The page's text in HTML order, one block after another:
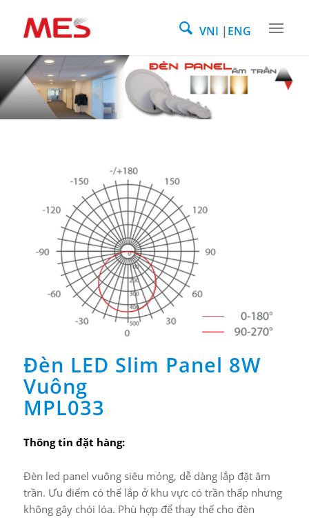
VNI ENG
Đèn LED Slim Panel 8W
Vuông
MPL033
Thông tin đặt hàng:
Đèn led panel vuông siêu mỏng, dễ dàng lắp đặt âm
trần. Ưu điểm có thể lắp ở khu vực có trần thấp nhưng
không gây chói lóa. Phù hợp để thay thế cho đèn